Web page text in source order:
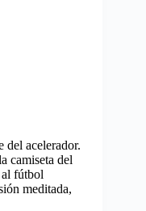
del acelerador.
camiseta del
fútbol
meditada,